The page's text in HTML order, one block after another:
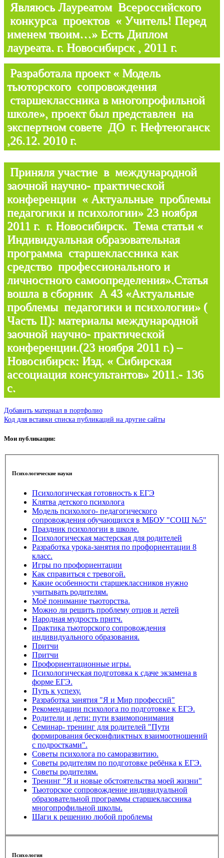
Являюсь Лауреатом Всероссийского
конкурса проектов « Учитель! Перед
именем твоим…» Есть Диплом
лауреата. г. Новосибирск , 2011 г.
Разработала проект « Модель
тьюторского сопровождения
старшеклассника в многопрофильной
школе», проект был представлен на
экспертном совете ДО г. Нефтеюганск
,26.12. 2010 г.
Приняля участие в международной
заочной научно- практической
конференции « Актуальные проблемы
педагогики и психологии» 23 ноября
2011 г. г. Новосибирск. Тема статьи «
Индивидуальная образовательная
программа старшеклассника как
средство профессионального и
личностного самоопределения».Статья
вошла в сборник А 43 «Актуальные
проблемы педагогики и психологии» (
Часть II): материалы международной
заочной научно- практической
конференции.(23 ноября 2011 г.) –
Новосибирск: Изд. « Сибирская
ассоциация консультантов» 2011.- 136
с.
Добавить материал в портфолио
Код для вставки списка публикаций на другие сайты
Мои публикации:
Психологические науки
Психологическая готовность к ЕГЭ
Клятва детского психолога
Модель психолого- педагогического
сопровождения обучающихся в МБОУ "СОШ №5"
Праздник психологии в школе.
Психологическая мастерская для родителей
Разработка урока-занятия по профориентации 8
класс.
Игры по профориентации
Как справиться с тревогой.
Какие особенности старшеклассников нужно
учитывать родителям.
Моё понимание тьюторства.
Можно ли решить проблему отцов и детей
Народная мудрость притч.
Практика тьюторского сопровождения
индивидуального образования.
Притчи
Притчи
Профориентационные игры.
Психологическая подготовка к сдаче экзамена в
форме ЕГЭ.
Путь к успеху.
Разработка занятия "Я и Мир профессий"
Рекомендации психолога по подготовке к ЕГЭ.
Родители и дети: пути взаимопонимания
Семинар- тренинг для родителей "Пути
формирования бесконфликтных взаимоотношений
с подростками".
Советы психолога по саморазвитию.
Советы родителям по подготовке ребёнка к ЕГЭ.
Советы родителям.
Тренинг "Я и новые обстоятельства моей жизни"
Тьюторское сопровождение индивидуальной
образовательной программы старшеклассника
многопрофильной школы.
Шаги к решению любой проблемы
Психология